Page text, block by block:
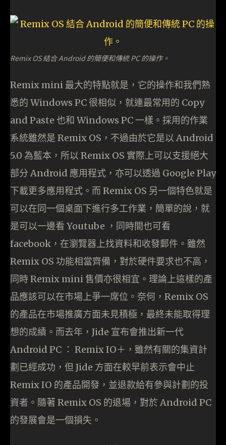
Remix OS 結合 Android 的簡便和傳統 PC 的操作。
Remix mini 最大的特點就是，它的操作和我們熟
悉的 Windows PC 很相似，就連最常用的 Copy
and Paste 也和 Windows PC 一樣。採用的作業
系統雖然是 Remix OS，不過由於它是以 Android
5.0 為藍本，所以 Remix OS 實際上可以支援絕大
部分 Android 應用程式，亦可以透過 Google Play
下載更多應用程式。而 Remix OS 另一個特色就是
可以在同一個桌面下進行多工作業，簡單的說，就
是可以一邊看 Youtube ，同時間也可看
facebook，在瀏覽器上找資料和收發郵件。雖然
Remix OS 功能相當齊備，對於硬件要求也不高，
同時 Remix mini 售價亦很相宜。理論上這樣的產
品應該可以在市場上爭一席位。奈何，Remix OS
的產品在市場推廣方面未見積極，最終未能取得理
想的成績。而去年，Jide 宣布會推出新一代
Android PC ： Remix IO＋，雖然有關的集資計
劃已經成功，但 Jide 方面在較早前表示會中止
Remix IO 的產品開發，並退款給有參與計劃的投
資者。隨著 Remix OS 的退場，對於 Android PC
的發展會是一個損失。